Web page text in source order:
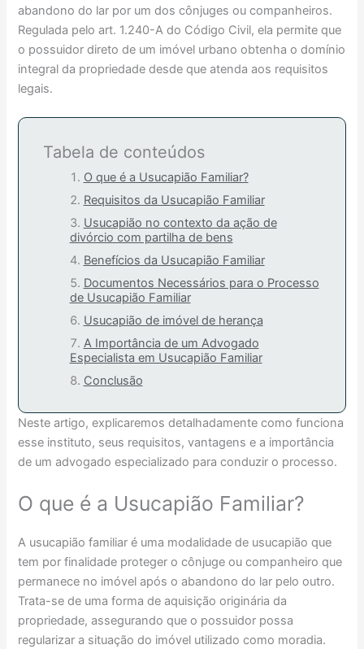
abandono do lar por um dos cônjuges ou companheiros.
Regulada pelo art. 1.240-A do Código Civil, ela permite que
o possuidor direto de um imóvel urbano obtenha o domínio
integral da propriedade desde que atenda aos requisitos
legais.
Tabela de conteúdos
O que é a Usucapião Familiar?
Requisitos da Usucapião Familiar
Usucapião no contexto da ação de
divórcio com partilha de bens
Benefícios da Usucapião Familiar
Documentos Necessários para o Processo
de Usucapião Familiar
Usucapião de imóvel de herança
A Importância de um Advogado
Especialista em Usucapião Familiar
Conclusão
Neste artigo, explicaremos detalhadamente como funciona
esse instituto, seus requisitos, vantagens e a importância
de um advogado especializado para conduzir o processo.
O que é a Usucapião Familiar?
A usucapião familiar é uma modalidade de usucapião que
tem por finalidade proteger o cônjuge ou companheiro que
permanece no imóvel após o abandono do lar pelo outro.
Trata-se de uma forma de aquisição originária da
propriedade, assegurando que o possuidor possa
regularizar a situação do imóvel utilizado como moradia.